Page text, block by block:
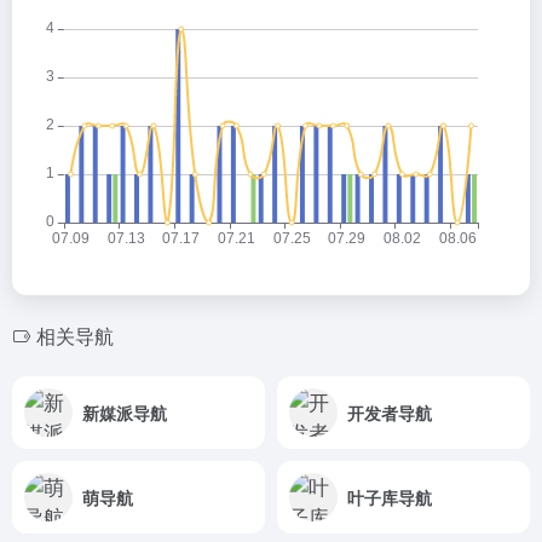
相关导航
新媒派导航 开发者导航
萌导航 叶子库导航